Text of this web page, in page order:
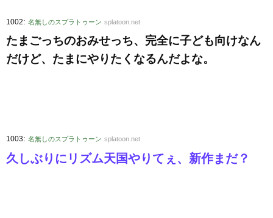
1002: 名無しのスプラトゥーン splatoon.net
たまごっちのおみせっち、完全に子ども向けなん
だけど、たまにやりたくなるんだよな。
1003: 名無しのスプラトゥーン splatoon.net
久しぶりにリズム天国やりてぇ、新作まだ？